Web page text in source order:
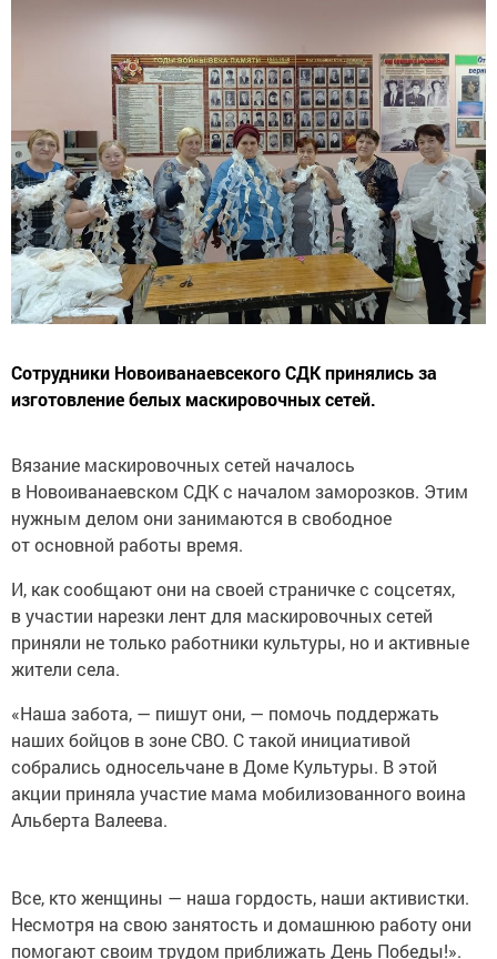
Сотрудники Новоиванаевсекого СДК принялись за
изготовление белых маскировочных сетей.
Вязание маскировочных сетей началось
в Новоиванаевском СДК с началом заморозков. Этим
нужным делом они занимаются в свободное
от основной работы время.
И, как сообщают они на своей страничке с соцсетях,
в участии нарезки лент для маскировочных сетей
приняли не только работники культуры, но и активные
жители села.
«Наша забота, — пишут они, — помочь поддержать
наших бойцов в зоне СВО. С такой инициативой
собрались односельчане в Доме Культуры. В этой
акции приняла участие мама мобилизованного воина
Альберта Валеева.
Все, кто женщины — наша гордость, наши активистки.
Несмотря на свою занятость и домашнюю работу они
помогают своим трудом приближать День Победы!».